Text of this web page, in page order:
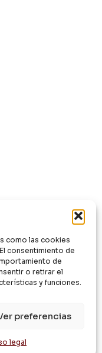
como las cookies
consentimiento de
de
o retirar el
y funciones.
preferencias
legal